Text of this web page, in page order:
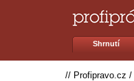
Shrnutí
// Profipravo.cz /